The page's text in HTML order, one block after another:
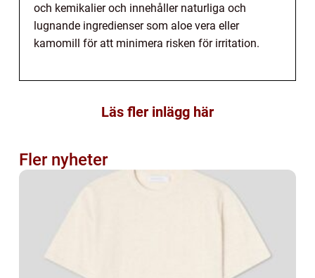
och kemikalier och innehåller naturliga och
lugnande ingredienser som aloe vera eller
kamomill för att minimera risken för irritation.
Läs fler inlägg här
Fler nyheter